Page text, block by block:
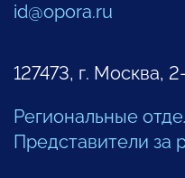
id@opora.ru
127473, г. Москва,
Региональные
Представители за